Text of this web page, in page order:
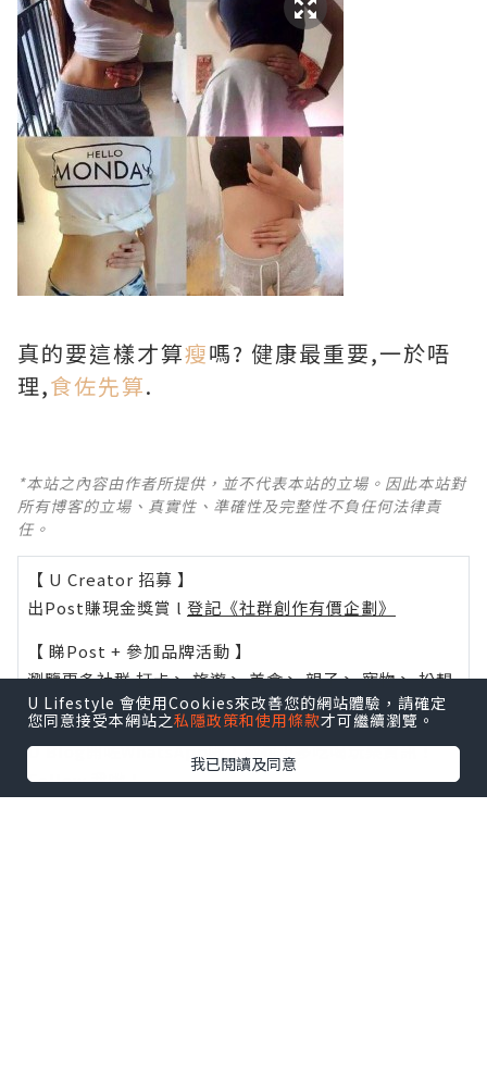
真的要這樣才算瘦嗎? 健康最重要,一於唔
理,食佐先算.
*本站之內容由作者所提供，並不代表本站的立場。因此本站對
所有博客的立場、真實性、準確性及完整性不負任何法律責
任。
【 U Creator 招募 】
出Post賺現金獎賞 l 登記《社群創作有價企劃》
【 睇Post + 參加品牌活動 】
瀏覽更多社群打卡丶旅遊丶美食丶親子丶寵物丶扮靚
攻略及活動情報
U Blog開咗WhatsApp啦！發掘更多吃喝玩樂資訊！
Follow 我哋！
U Lifestyle 會使用Cookies來改善您的網站體驗，請確定
您同意接受本網站之私隱政策和使用條款才可繼續瀏覽。
我已閱讀及同意